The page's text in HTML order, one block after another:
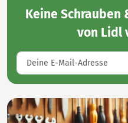
Keine Schrauben
von Lidl